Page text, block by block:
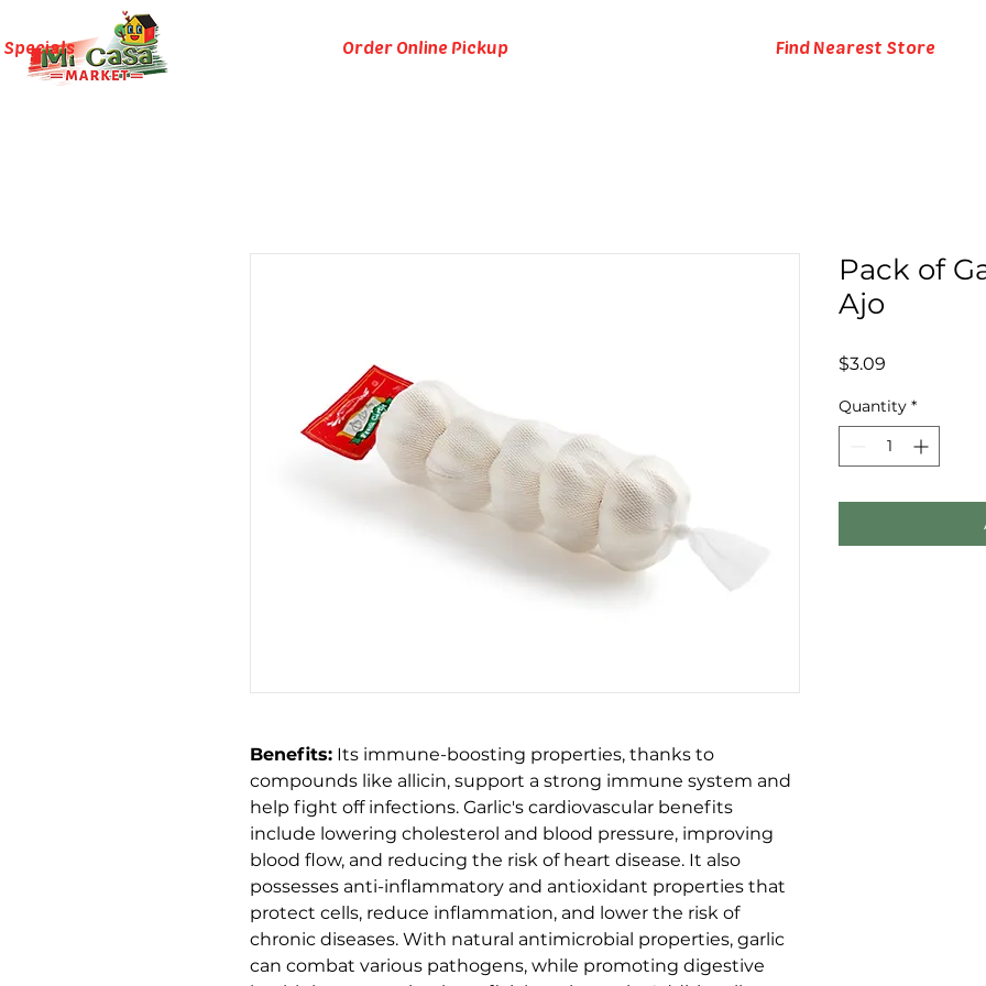
Order Online Pickup Find Nearest Store
Benefits: Its immune-boosting properties, thanks to
compounds like allicin, support a strong immune system and
help fight off infections. Garlic's cardiovascular benefits
include lowering cholesterol and blood pressure, improving
blood flow, and reducing the risk of heart disease. It also
possesses anti-inflammatory and antioxidant properties that
protect cells, reduce inflammation, and lower the risk of
chronic diseases. With natural antimicrobial properties, garlic
can combat various pathogens, while promoting digestive
Pack of
Ajo
$3.09
Quantity *